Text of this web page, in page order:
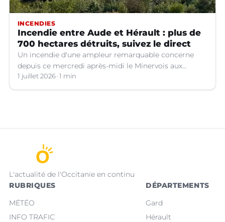
INCENDIES
Incendie entre Aude et Hérault : plus de
700 hectares détruits, suivez le direct
Un incendie d'une ampleur remarquable concerne
depuis ce mercredi après-midi le Minervois aux
confins de l'Aude et de l'Hérault.
1 juillet 2026 1 min
L'actualité de l'Occitanie en continu
RUBRIQUES
MÉTÉO
INFO TRAFIC
DÉPARTEMENTS
Gard
Hérault